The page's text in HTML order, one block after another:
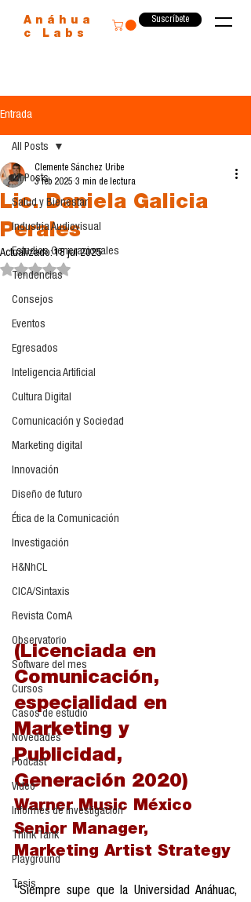
Anáhua
c Labs
Suscríbete
Entrada
All Posts
Salud y Bienestar
Industria Audiovisual
Estudios Generacionales
Tendencias
Consejos
Eventos
Egresados
Inteligencia Artificial
Cultura Digital
Comunicación y Sociedad
Marketing digital
Innovación
Diseño de futuro
Ética de la Comunicación
Investigación
H&NhCL
CICA/Sintaxis
Revista ComA
Observatorio
Software del mes
Cursos
Casos de estudio
Novedades
Podcast
Video
Informes de investigación
Think Tank
Playground
Tesis
All Posts
Lic. Daniela Galicia
Perales
Clemente Sánchez Uribe
3 feb 2025 3 min de lectura
Actualizado:18 jul 2025
Obtuvo NaN de 5 estrellas.
(Licenciada en
Comunicación,
especialidad en
Marketing y
Publicidad,
Generación 2020)
Warner Music México
Senior Manager,
Marketing Artist Strategy
“Siempre supe que la Universidad Anáhuac,